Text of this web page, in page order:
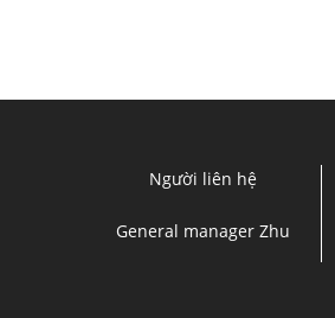
Người liên hệ
General manager Zhu